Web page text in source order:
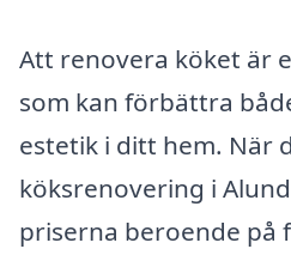
Att renovera köket är
som kan förbättra
estetik i ditt hem. När
köksrenovering i
priserna beroende på